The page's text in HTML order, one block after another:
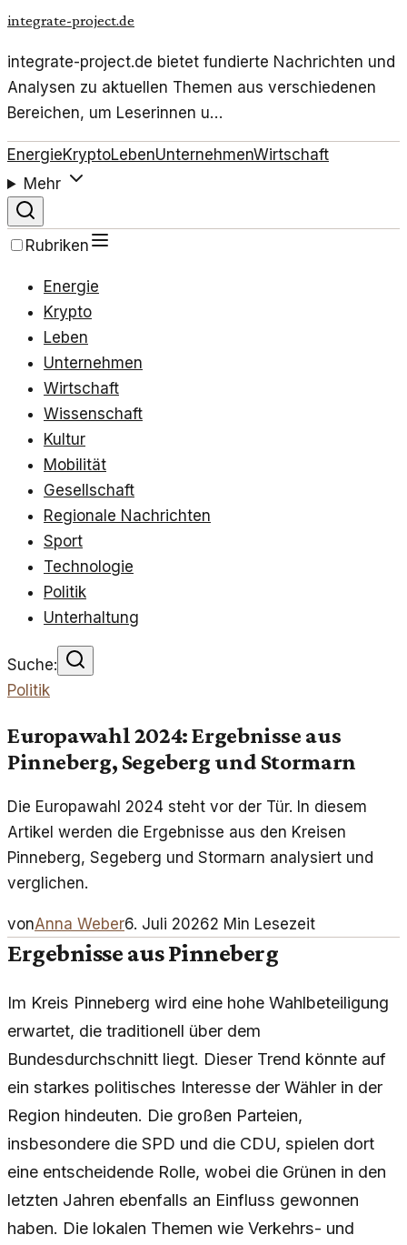
integrate-project.de
integrate-project.de bietet fundierte Nachrichten und
Analysen zu aktuellen Themen aus verschiedenen
Bereichen, um Leserinnen u…
EnergieKryptoLebenUnternehmenWirtschaft
Mehr
Rubriken
Energie
Krypto
Leben
Unternehmen
Wirtschaft
Wissenschaft
Kultur
Mobilität
Gesellschaft
Regionale Nachrichten
Sport
Technologie
Politik
Unterhaltung
Suche:
Politik
Europawahl 2024: Ergebnisse aus
Pinneberg, Segeberg und Stormarn
Die Europawahl 2024 steht vor der Tür. In diesem
Artikel werden die Ergebnisse aus den Kreisen
Pinneberg, Segeberg und Stormarn analysiert und
verglichen.
vonAnna Weber6. Juli 20262 Min Lesezeit
Ergebnisse aus Pinneberg
Im Kreis Pinneberg wird eine hohe Wahlbeteiligung
erwartet, die traditionell über dem
Bundesdurchschnitt liegt. Dieser Trend könnte auf
ein starkes politisches Interesse der Wähler in der
Region hindeuten. Die großen Parteien,
insbesondere die SPD und die CDU, spielen dort
eine entscheidende Rolle, wobei die Grünen in den
letzten Jahren ebenfalls an Einfluss gewonnen
haben. Die lokalen Themen wie Verkehrs- und